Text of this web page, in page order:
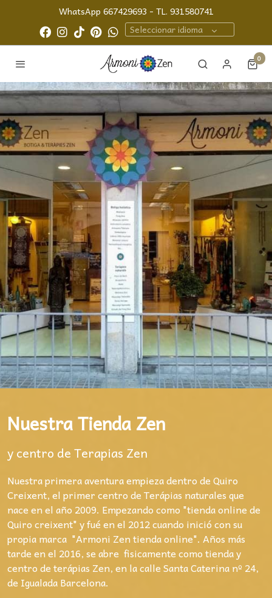
WhatsApp 667429693 - TL. 931580741
Seleccionar idioma
0
Nuestra Tienda Zen
y centro de Terapias Zen
Nuestra primera aventura empieza dentro de Quiro
Creixent, el primer centro de Terápias naturales que
nace en el año 2009. Empezando como "tienda online de
Quiro creixent" y fué en el 2012 cuando inició con su
propia marca "Armoni Zen tienda online". Años más
tarde en el 2016, se abre fisicamente como tienda y
centro de terápias Zen, en la calle Santa Caterina nº 24,
de Igualada Barcelona.